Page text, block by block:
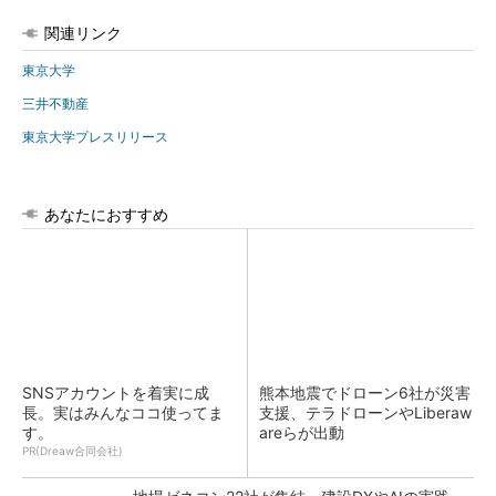
関連リンク
東京大学
三井不動産
東京大学プレスリリース
あなたにおすすめ
SNSアカウントを着実に成
長。実はみんなココ使ってま
す。
PR(Dreaw合同会社)
熊本地震でドローン6社が災害
支援、テラドローンやLiberaw
areらが出動